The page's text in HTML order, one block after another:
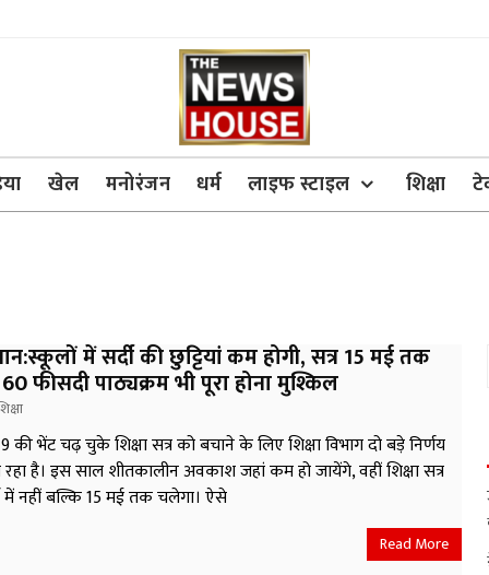
खेल मनोरंजन धर्म लाइफ स्टाइल शिक्षा
में सर्दी की छुट्टियां कम होगी, सत्र 15 मई तक
फीसदी पाठ्यक्रम भी पूरा होना मुश्किल
की भेंट चढ़ चुके शिक्षा सत्र को बचाने के लिए शिक्षा विभाग दो बड़े निर्णय
है। इस साल शीतकालीन अवकाश जहां कम हो जायेंगे, वहीं शिक्षा सत्र
में नहीं बल्कि 15 मई तक चलेगा। ऐसे
Read More